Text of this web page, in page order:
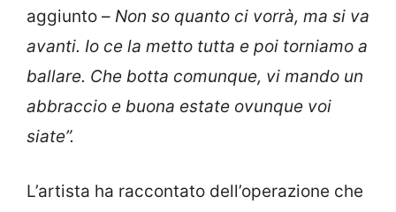
aggiunto – Non so quanto ci vorrà, ma si va
avanti. Io ce la metto tutta e poi torniamo a
ballare. Che botta comunque, vi mando un
abbraccio e buona estate ovunque voi
siate”.
L’artista ha raccontato dell’operazione che